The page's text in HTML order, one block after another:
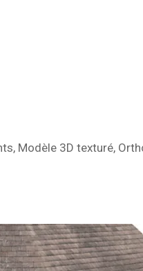
Modèle 3D texturé,